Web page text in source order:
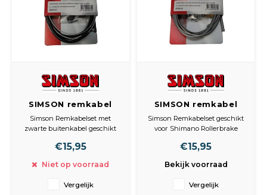
SIMSON remkabel
RVS Shim,
Rollerbrake met
Simson Remkabelset met
zwarte buitenkabel geschikt
remmen BR-IM45/55/80/81/85.
tonnippel is 2,25m lang.
bevestigingsmateriaal.
€15,95
Niet op voorraad
Vergelijk
SIMSON remkabel
RVS Shim,
Rollerbrake met
Simson Remkabelset geschikt
voor Shimano Rollerbrake
met grijze buitenkabel. De
tonnippel is 2,25m lang.
bevestigingsmateriaal.
€15,95
Bekijk voorraad
Vergelijk